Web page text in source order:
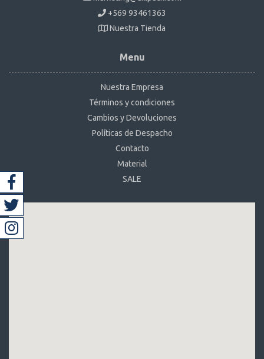
+569 93461363
Nuestra Tienda
Menu
Nuestra Empresa
Términos y condiciones
Cambios y Devoluciones
Políticas de Despacho
Contacto
Material
SALE